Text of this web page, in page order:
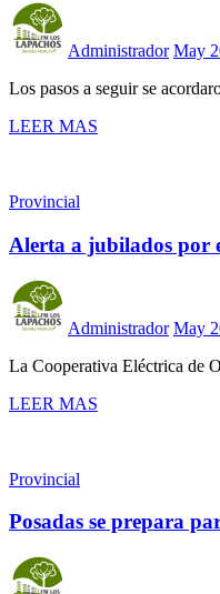
Administrador May
Los pasos a seguir se
LEER MAS
Provincial
Alerta a jubilados por
Administrador May
La Cooperativa Eléctrica de
LEER MAS
Provincial
Posadas se prepara